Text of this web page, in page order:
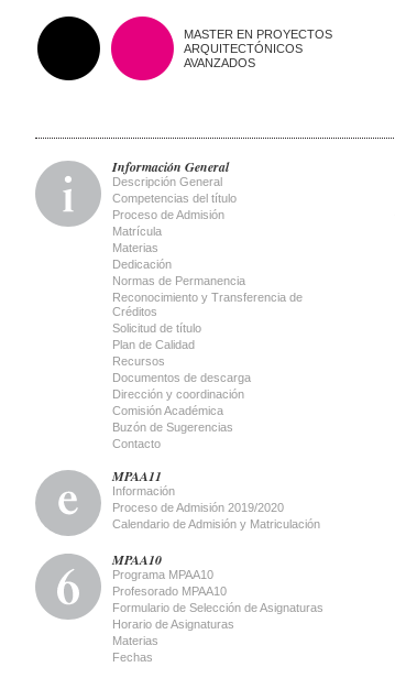
MASTER EN PROYECTOS
ARQUITECTÓNICOS
AVANZADOS
Información General
Descripción General
Competencias del título
Proceso de Admisión
Matrícula
Materias
Dedicación
Normas de Permanencia
Reconocimiento y Transferencia de
Créditos
Solicitud de título
Plan de Calidad
Recursos
Documentos de descarga
Dirección y coordinación
Comisión Académica
Buzón de Sugerencias
Contacto
MPAA11
Información
Proceso de Admisión 2019/2020
Calendario de Admisión y Matriculación
MPAA10
Programa MPAA10
Profesorado MPAA10
Formulario de Selección de Asignaturas
Horario de Asignaturas
Materias
Fechas